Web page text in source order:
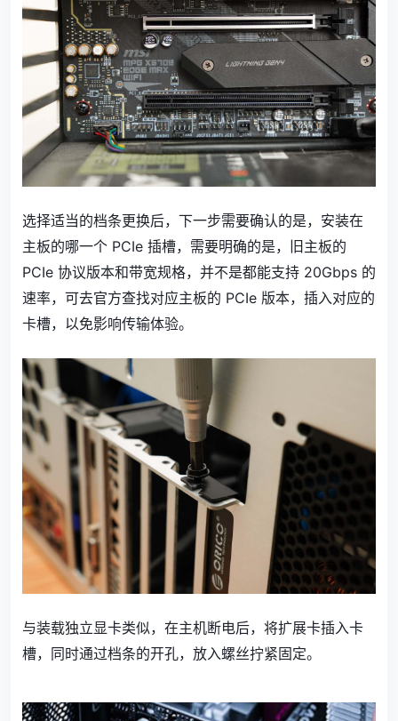
选择适当的档条更换后，下一步需要确认的是，安装在
主板的哪一个 PCIe 插槽，需要明确的是，旧主板的
PCIe 协议版本和带宽规格，并不是都能支持 20Gbps 的
速率，可去官方查找对应主板的 PCIe 版本，插入对应的
卡槽，以免影响传输体验。
与装载独立显卡类似，在主机断电后，将扩展卡插入卡
槽，同时通过档条的开孔，放入螺丝拧紧固定。